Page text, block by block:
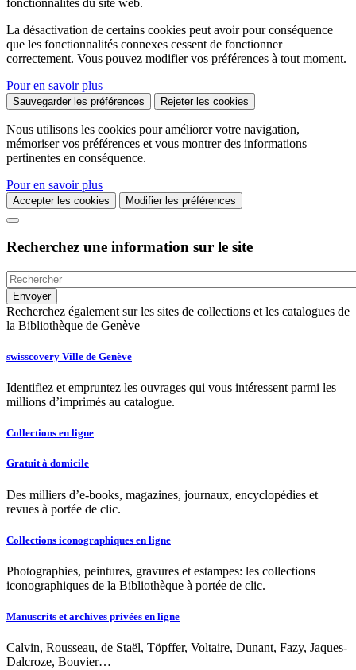
fonctionnalités du site web.
La désactivation de certains cookies peut avoir pour conséquence
que les fonctionnalités connexes cessent de fonctionner
correctement. Vous pouvez modifier vos préférences à tout moment.
Pour en savoir plus
Sauvegarder les préférences Rejeter les cookies
Nous utilisons les cookies pour améliorer votre navigation,
mémoriser vos préférences et vous montrer des informations
pertinentes en conséquence.
Pour en savoir plus
Accepter les cookies Modifier les préférences
Recherchez une information sur le site
Recherchez également sur les sites de collections et les catalogues de
la Bibliothèque de Genève
swisscovery Ville de Genève
Identifiez et empruntez les ouvrages qui vous intéressent parmi les
millions d’imprimés au catalogue.
Collections en ligne
Gratuit à domicile
Des milliers d’e-books, magazines, journaux, encyclopédies et
revues à portée de clic.
Collections iconographiques en ligne
Photographies, peintures, gravures et estampes: les collections
iconographiques de la Bibliothèque à portée de clic.
Manuscrits et archives privées en ligne
Calvin, Rousseau, de Staël, Töpffer, Voltaire, Dunant, Fazy, Jaques-
Dalcroze, Bouvier…